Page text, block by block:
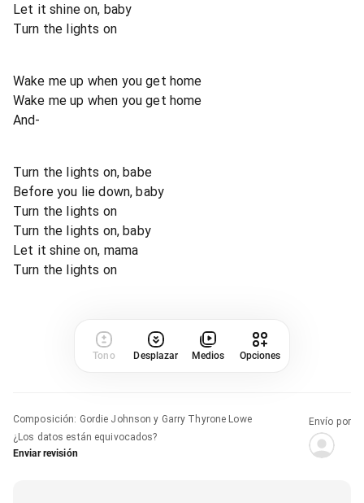
Let it shine on, baby
Turn the lights on
Wake me up when you get home
Wake me up when you get home
And-
Turn the lights on, babe
Before you lie down, baby
Turn the lights on
Turn the lights on, baby
Let it shine on, mama
Turn the lights on
Tono Desplazar Medios Opciones
Composición: Gordie Johnson y Garry Thyrone Lowe
¿Los datos están equivocados?
Enviar revisión
Envío por